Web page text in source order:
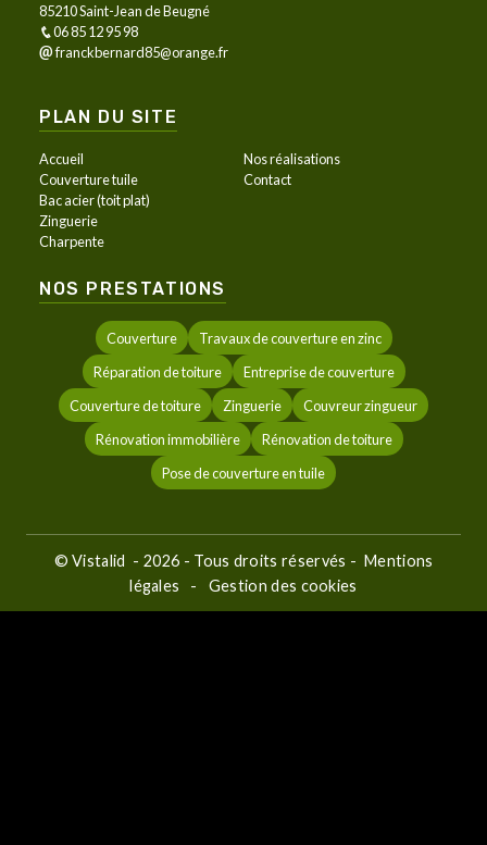
85210 Saint-Jean de Beugné
06 85 12 95 98
franckbernard85@orange.fr
PLAN DU SITE
Accueil
Couverture tuile
Bac acier (toit plat)
Zinguerie
Charpente
Nos réalisations
Contact
NOS PRESTATIONS
Couverture
Travaux de couverture en zinc
Réparation de toiture
Entreprise de couverture
Couverture de toiture
Zinguerie
Couvreur zingueur
Rénovation immobilière
Rénovation de toiture
Pose de couverture en tuile
©Vistalid - 2026 - Tous droits réservés - Mentions
légales
- Gestion des cookies